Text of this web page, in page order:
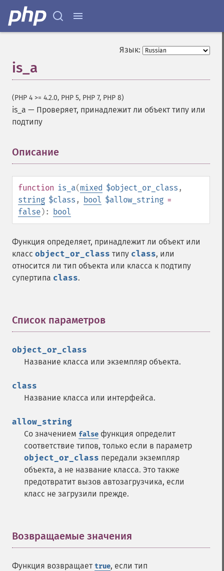
Язык:
is_a
(PHP 4 >= 4.2.0, PHP 5, PHP 7, PHP 8)
is_a — Проверяет, принадлежит ли объект типу или
подтипу
Описание
function is_a(mixed $object_or_class ,
string $class , bool $allow_string =
false): bool
Функция определяет, принадлежит ли объект или
класс object_or_class типу class, или
относится ли тип объекта или класса к подтипу
супертипа class.
Список параметров
object_or_class
Название класса или экземпляр объекта.
class
Название класса или интерфейса.
allow_string
Со значением false функция определит
соответствие типов, только если в параметр
object_or_class передали экземпляр
объекта, а не название класса. Это также
предотвратит вызов автозагрузчика, если
класс не загрузили прежде.
Возвращаемые значения
Функция возвращает true, если тип